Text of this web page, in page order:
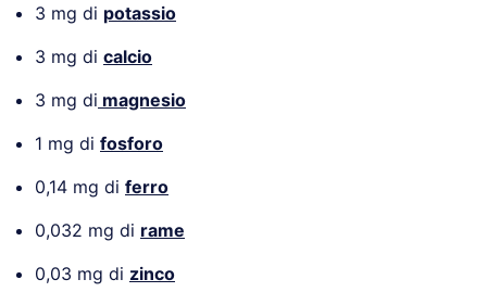
3 mg di potassio
3 mg di calcio
3 mg di magnesio
1 mg di fosforo
0,14 mg di ferro
0,032 mg di rame
0,03 mg di zinco